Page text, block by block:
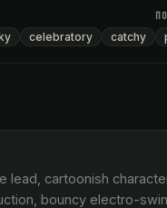
celebratory catchy
bouncy electro-